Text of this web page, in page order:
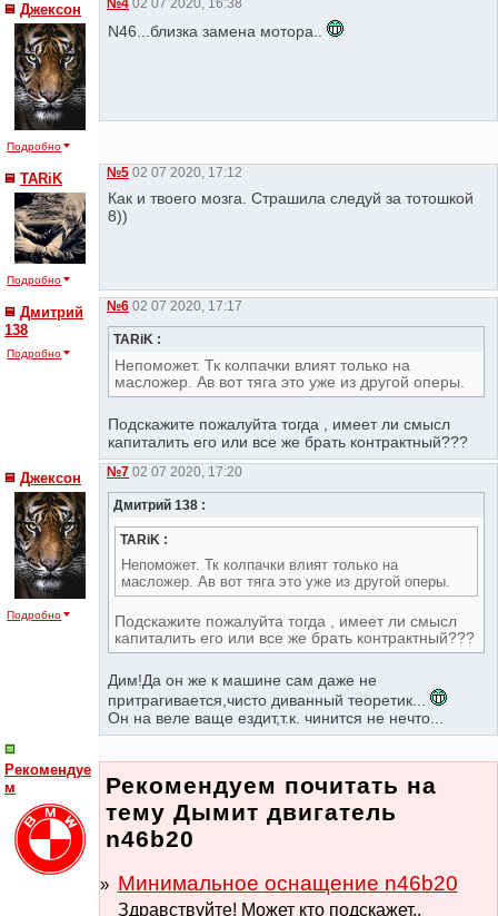
Джексон
Подробно
№4 02 07 2020, 16:38
N46...близка замена мотора..
TARiK
Подробно
№5 02 07 2020, 17:12
Как и твоего мозга. Страшила следуй за тотошкой
8))
Дмитрий
138
Подробно
№6 02 07 2020, 17:17
TARiK :
Непоможет. Тк колпачки влият только на
масложер. Ав вот тяга это уже из другой оперы.
Подскажите пожалуйта тогда , имеет ли смысл
капиталить его или все же брать контрактный???
Джексон
Подробно
№7 02 07 2020, 17:20
Дмитрий 138 :
TARiK :
Непоможет. Тк колпачки влият только на
масложер. Ав вот тяга это уже из другой оперы.
Подскажите пожалуйта тогда , имеет ли смысл
капиталить его или все же брать контрактный???
Дим!Да он же к машине сам даже не
притрагивается,чисто диванный теоретик...
Он на веле ваще ездит,т.к. чинится не нечто...
Рекомендуе
м
Рекомендуем почитать на
тему Дымит двигатель
n46b20
Минимальное оснащение n46b20
Здравствуйте! Может кто подскажет..